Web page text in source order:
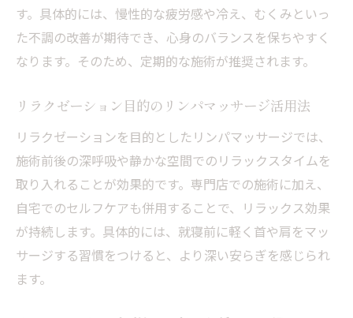
す。具体的には、慢性的な疲労感や冷え、むくみといっ
た不調の改善が期待でき、心身のバランスを保ちやすく
なります。そのため、定期的な施術が推奨されます。
リラクゼーション目的のリンパマッサージ活用法
リラクゼーションを目的としたリンパマッサージでは、
施術前後の深呼吸や静かな空間でのリラックスタイムを
取り入れることが効果的です。専門店での施術に加え、
自宅でのセルフケアも併用することで、リラックス効果
が持続します。具体的には、就寝前に軽く首や肩をマッ
サージする習慣をつけると、より深い安らぎを感じられ
ます。